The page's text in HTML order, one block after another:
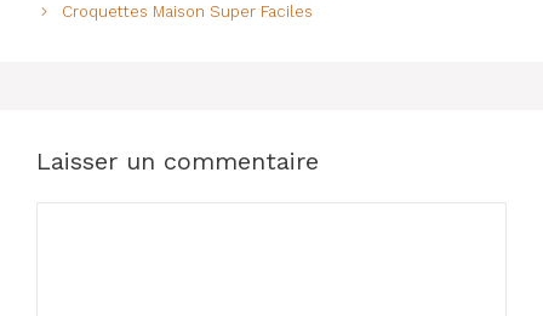
o p
Croquettes Maison Super Faciles
Laisser un commentaire